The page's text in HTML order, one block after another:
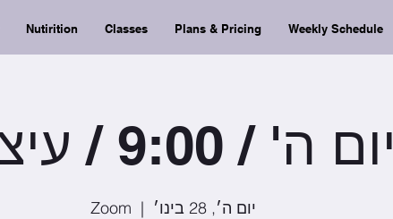
Nutirition Classes Plans & Pricing Weekly Schedule
יום ה' / 9:00 / עיצוב
יום ה׳, 28 בינו׳
  |
Zoom